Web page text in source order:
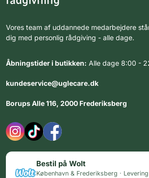
Vores team af uddannede medarbejdere
dig med personlig rådgiving - alle dage.
Åbningstider i butikken: Alle dage 8:00 -
kundeservice@uglecare.dk
Borups Alle 116, 2000 Frederiksberg
Bestil på Wolt
København & Frederiksberg ·